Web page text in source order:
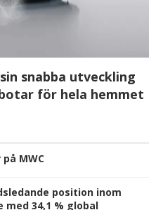
sin snabba utveckling
för hela hemmet
MWC
position inom
34,1 % global